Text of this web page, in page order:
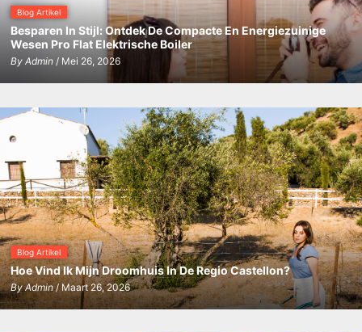
Blog Artikel
Besparen In Stijl: Ontdek De Compacte En Energiezuinige
Wesen Pro Flat Elektrische Boiler
By Admin/ Mei 26, 2026
Blog Artikel
Hoe Vind Ik Mijn Droomhuis In De Regio Castellon?
ByAdmin/ Maart 26, 2026